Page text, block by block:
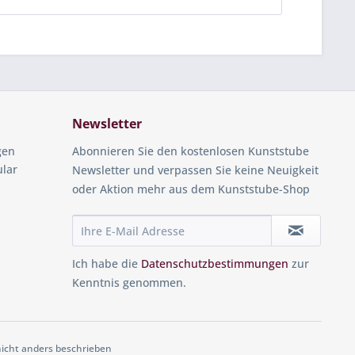
Newsletter
Abonnieren Sie den kostenlosen Kunststube
Newsletter und verpassen Sie keine Neuigkeit
oder Aktion mehr aus dem Kunststube-Shop
Ich habe die Datenschutzbestimmungen zur
Kenntnis genommen.
anders beschrieben